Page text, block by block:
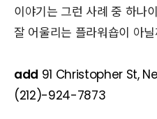
이야기는 그런 사례 중 하나
잘 어울리는 플라워숍이 아
add 91 Christopher St,
(212)-924-7873